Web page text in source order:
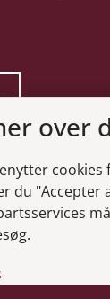
over
du "Accepter